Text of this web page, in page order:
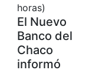
horas)
El Nuevo
Banco del
Chaco
informó